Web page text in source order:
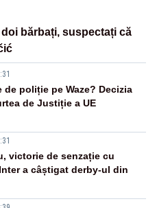
bărbați, suspectați că
de poliție pe Waze? Decizia
de Justiție a UE
victorie de senzație cu
a câștigat derby-ul din